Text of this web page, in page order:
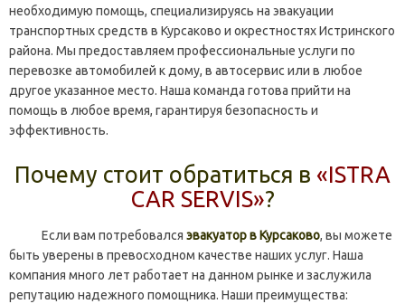
необходимую помощь, специализируясь на эвакуации
транспортных средств в Курсаково и окрестностях Истринского
района. Мы предоставляем профессиональные услуги по
перевозке автомобилей к дому, в автосервис или в любое
другое указанное место. Наша команда готова прийти на
помощь в любое время, гарантируя безопасность и
эффективность.
Почему стоит обратиться в «ISTRA
CAR SERVIS»?
Если вам потребовался эвакуатор в Курсаково, вы можете
быть уверены в превосходном качестве наших услуг. Наша
компания много лет работает на данном рынке и заслужила
репутацию надежного помощника. Наши преимущества: